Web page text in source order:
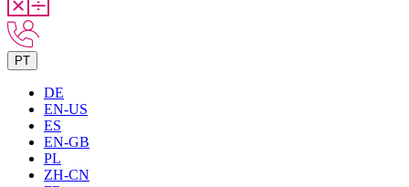
PT
DE
EN-US
ES
EN-GB
PL
ZH-CN